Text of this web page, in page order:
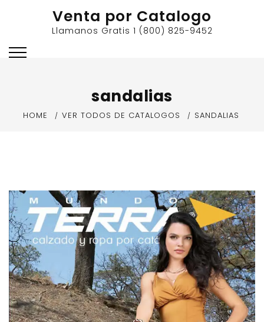
Venta por Catalogo
Llamanos Gratis 1 (800) 825-9452
sandalias
HOME VER TODOS DE CATALOGOS SANDALIAS